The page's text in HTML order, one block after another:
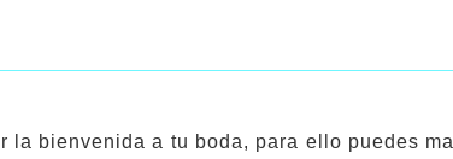
bienvenida a tu boda, para ello puedes